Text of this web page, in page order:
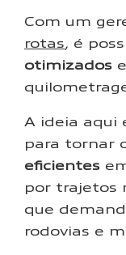
Com um
rotas, é
otimizados
A ideia aqui
para tornar
eficientes
por trajetos
que
rodovias e